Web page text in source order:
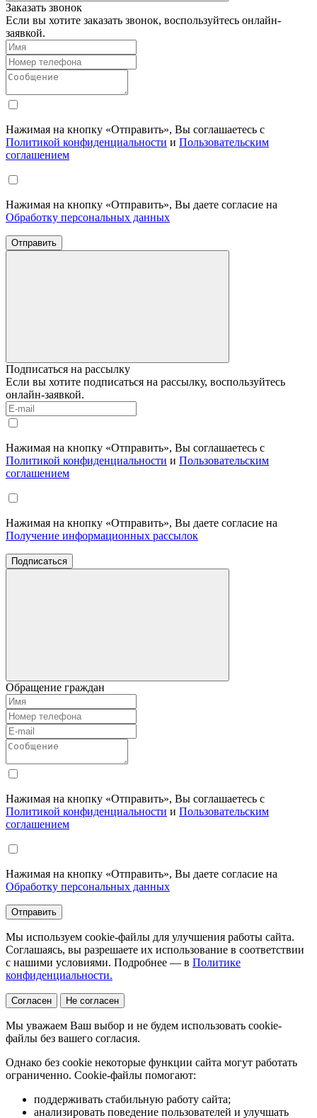
Заказать звонок
Если вы хотите заказать звонок, воспользуйтесь онлайн-
заявкой.
Нажимая на кнопку «Отправить», Вы соглашаетесь с
Политикой конфиденциальности и Пользовательским
соглашением
Нажимая на кнопку «Отправить», Вы даете согласие на
Обработку персональных данных
Отправить
Подписаться на рассылку
Если вы хотите подписаться на рассылку, воспользуйтесь
онлайн-заявкой.
Нажимая на кнопку «Отправить», Вы соглашаетесь с
Политикой конфиденциальности и Пользовательским
соглашением
Нажимая на кнопку «Отправить», Вы даете согласие на
Получение информационных рассылок
Подписаться
Обращение граждан
Нажимая на кнопку «Отправить», Вы соглашаетесь с
Политикой конфиденциальности и Пользовательским
соглашением
Нажимая на кнопку «Отправить», Вы даете согласие на
Обработку персональных данных
Отправить
Мы используем cookie-файлы для улучшения работы сайта.
Соглашаясь, вы разрешаете их использование в соответствии
с нашими условиями. Подробнее — в Политике
конфиденциальности.
Согласен Не согласен
Мы уважаем Ваш выбор и не будем использовать cookie-
файлы без вашего согласия.
Однако без cookie некоторые функции сайта могут работать
ограниченно. Cookie-файлы помогают:
поддерживать стабильную работу сайта;
анализировать поведение пользователей и улучшать